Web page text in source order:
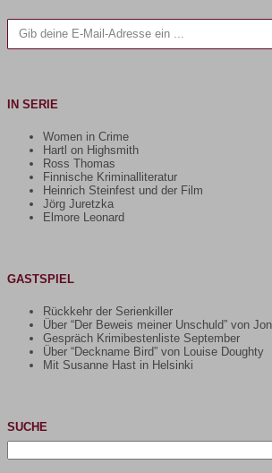
Gib deine E-Mail-Adresse ein ...
IN SERIE
Women in Crime
Hartl on Highsmith
Ross Thomas
Finnische Kriminalliteratur
Heinrich Steinfest und der Film
Jörg Juretzka
Elmore Leonard
GASTSPIEL
Rückkehr der Serienkiller
Über “Der Beweis meiner Unschuld” von
Gespräch Krimibestenliste September
Über “Deckname Bird” von Louise Doughty
Mit Susanne Hast in Helsinki
SUCHE
Suchen
nach: